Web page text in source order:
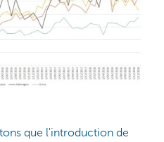
que l'introduction de